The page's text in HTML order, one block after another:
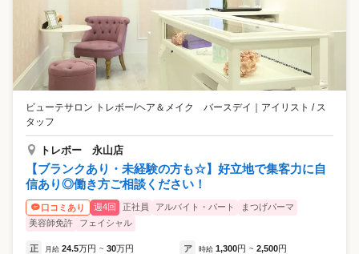
ビューテサロン トレボー/ヘア＆メイク バースデイ ｜ アイリスト / ス
タッフ
トレボー 永山店
【ブランクあり・未経験の方も☆】好立地で集客力に自
信あり◎働き方ご相談ください！
口コミあり 週4回 正社員 アルバイト・パート
まつげパーマ
美容師免許
フェイシャル
正 月給 24.5万円 ~ 30万円 ア 時給 1,300円 ~ 2,500円